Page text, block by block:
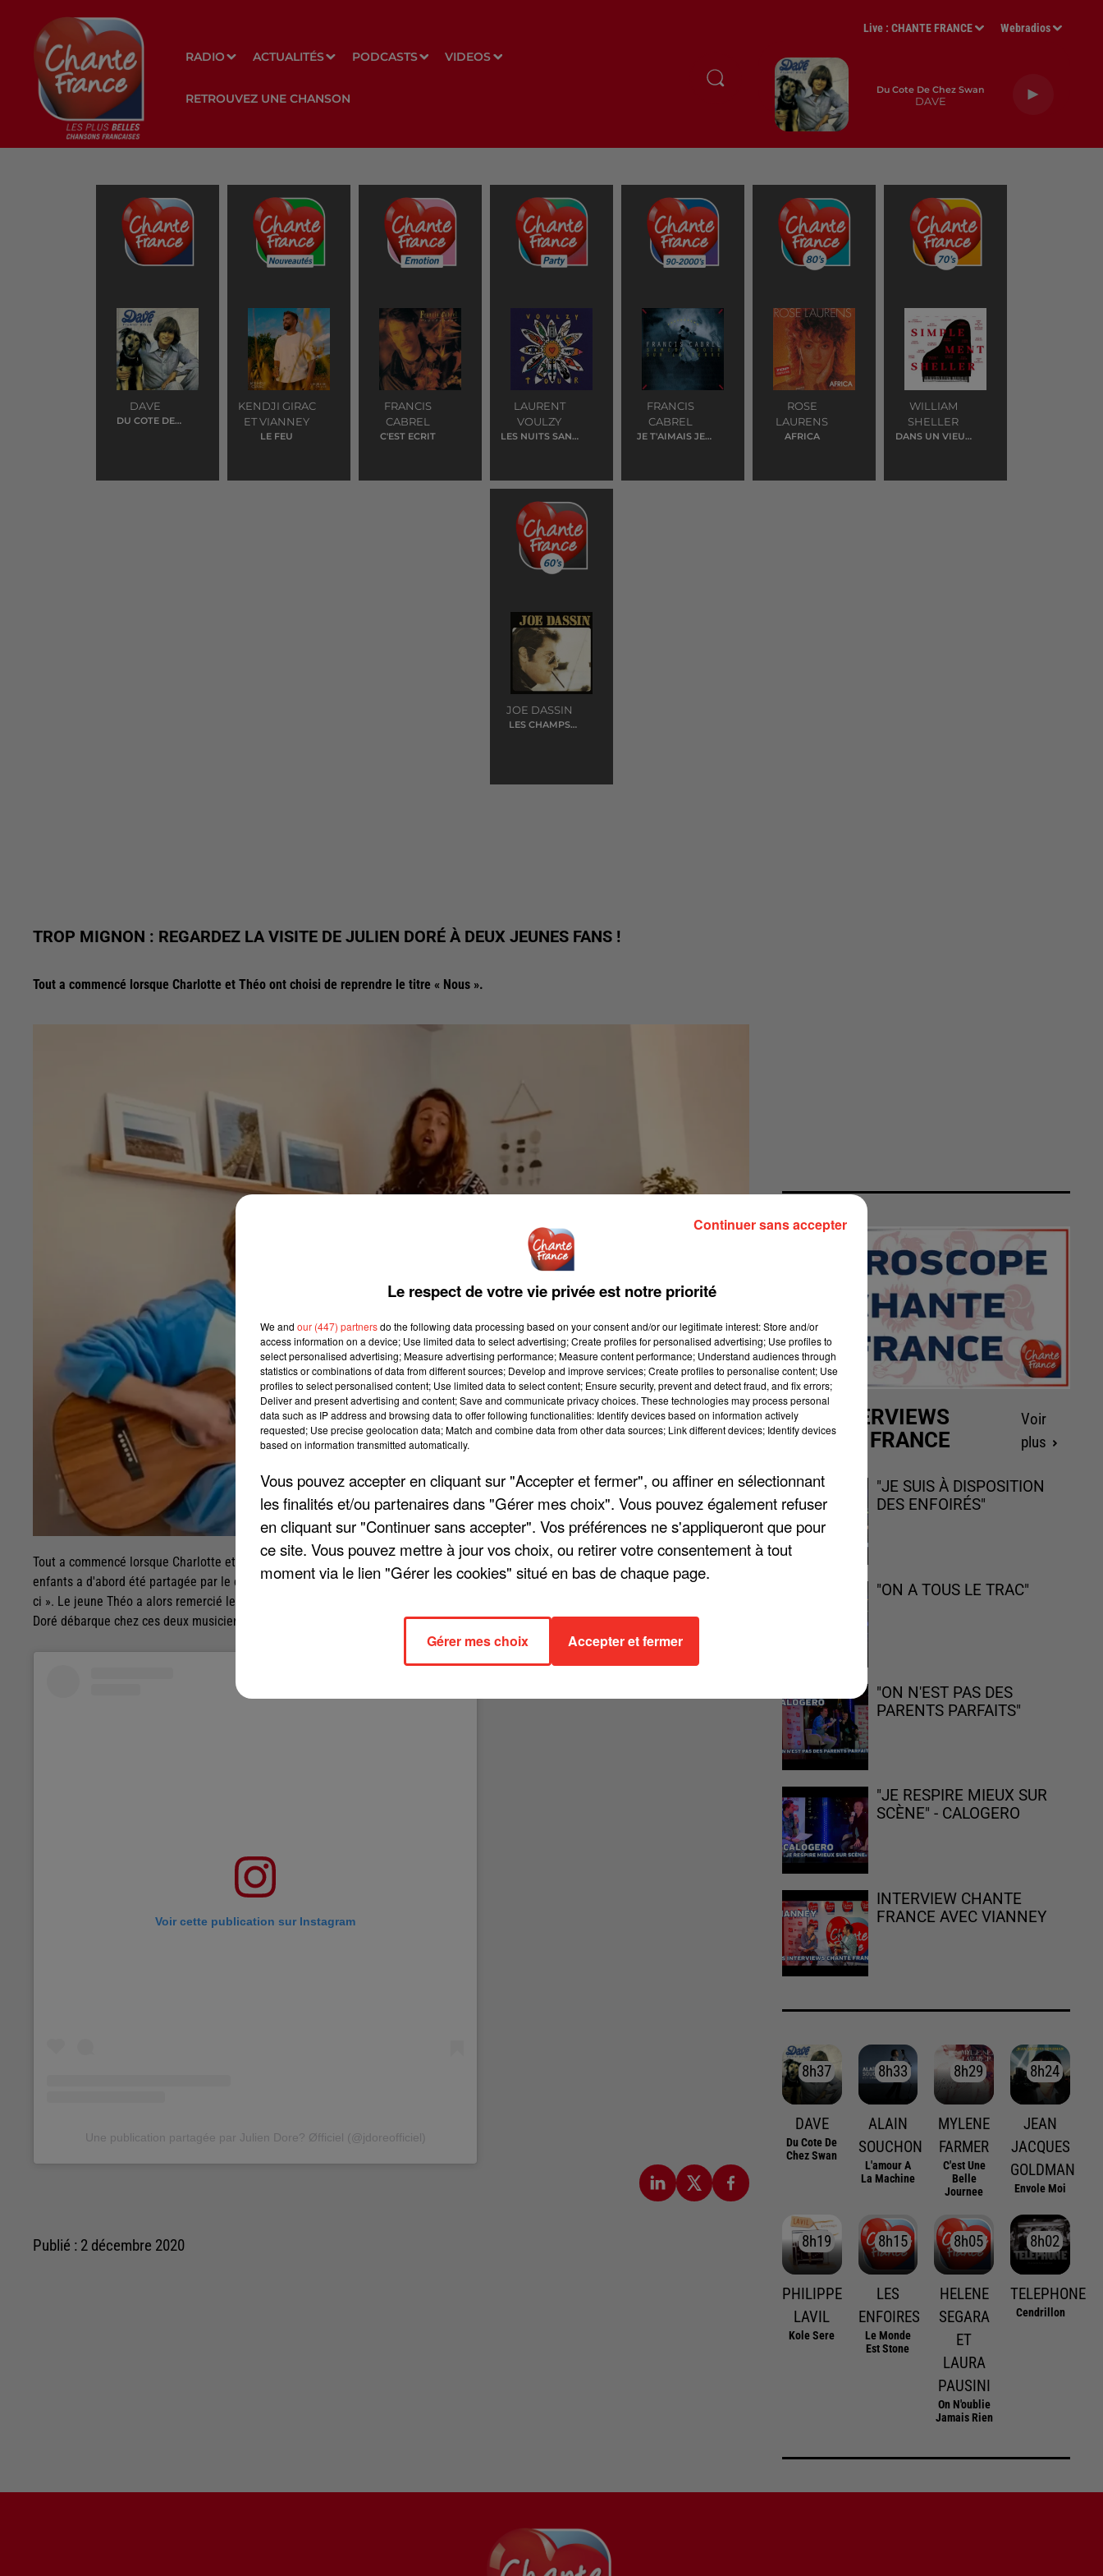
RADIO ACTUALITÉS PODCASTS VIDEOS
RETROUVEZ UNE CHANSON
Live :CHANTE FRANCE Webradios
Du Cote De Chez Swan
DAVE
DAVE
DU COTE DE
KENDJI GIRAC
ET VIANNEY
LE FEU
FRANCIS
CABREL
C'EST ECRIT
LAURENT
VOULZY
LES NUITS SANS
FRANCIS
CABREL
JE T'AIMAIS JE
ROSE
LAURENS
AFRICA
WILLIAM
SHELLER
DANS UN VIEUX
JOE DASSIN
LES CHAMPS
TROP MIGNON : REGARDEZ LA VISITE DE JULIEN DORÉ À DEUX JEUNES FANS !
Tout a commencé lorsque Charlotte et Théo ont choisi de reprendre le titre « Nous ».
Tout a commencé lorsque Charlotte et Théo ont choisi de reprendre le titre « Nous » sur les réseaux sociaux. La vidéo des deux
enfants a d'abord été partagée par le chanteur lui-même, qui a écrit : « MERCI tellement pour cette tendresse la? dans cette e?poque
ci ». Le jeune Théo a alors remercié le chanteur, confiant qu'il espérait le rencontrer un jour. Il n'en fallait pas plus pour que Julien
Doré débarque chez ces deux musiciens en herbe... avec sa guitare bien sûr ! Regardez...
Voir cette publication sur Instagram
Une publication partagée par Julien Dore? Øfficiel (@jdoreofficiel)
Publié : 2 décembre 2020
LES INTERVIEWS
CHANTE FRANCE
Voir
plus
"JE SUIS À DISPOSITION
DES ENFOIRÉS"
"ON A TOUS LE TRAC"
"ON N'EST PAS DES
PARENTS PARFAITS"
"JE RESPIRE MIEUX SUR
SCÈNE" - CALOGERO
INTERVIEW CHANTE
FRANCE AVEC VIANNEY
8h37
8h37
DAVE
Du Cote De
Chez Swan
8h33
8h33
ALAIN
SOUCHON
L'amour A
La Machine
8h29
8h29
MYLENE
FARMER
C'est Une
Belle
Journee
8h24
8h24
JEAN
JACQUES
GOLDMAN
Envole Moi
8h19
8h19
PHILIPPE
LAVIL
Kole Sere
8h15
8h15
LES
ENFOIRES
Le Monde
Est Stone
8h05
8h05
HELENE
SEGARA
ET
LAURA
PAUSINI
On N'oublie
Jamais Rien
8h02
8h02
TELEPHONE
Cendrillon
Le respect de votre vie privée est notre priorité
We and our (447) partnersdo the following data processing based on your consent and/or our legitimate interest: Store and/or
access information on a device; Use limited data to select advertising; Create profiles for personalised advertising; Use profiles to
select personalised advertising; Measure advertising performance; Measure content performance; Understand audiences through
statistics or combinations of data from different sources; Develop and improve services; Create profiles to personalise content; Use
profiles to select personalised content; Use limited data to select content; Ensure security, prevent and detect fraud, and fix errors;
Deliver and present advertising and content; Save and communicate privacy choices. These technologies may process personal
data such as IP address and browsing data to offer following functionalities: Identify devices based on information actively
requested; Use precise geolocation data; Match and combine data from other data sources; Link different devices; Identify devices
based on information transmitted automatically.
Vous pouvez accepter en cliquant sur "Accepter et fermer", ou affiner en sélectionnant
les finalités et/ou partenaires dans "Gérer mes choix". Vous pouvez également refuser
en cliquant sur "Continuer sans accepter". Vos préférences ne s'appliqueront que pour
ce site. Vous pouvez mettre à jour vos choix, ou retirer votre consentement à tout
moment via le lien "Gérer les cookies" situé en bas de chaque page.
Gérer mes choix Accepter et fermer
Continuer sans accepter